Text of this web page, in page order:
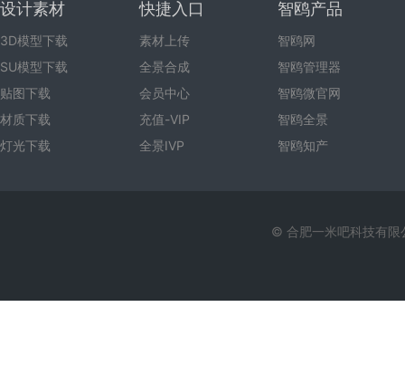
设计素材
3D模型下载
SU模型下载
贴图下载
材质下载
灯光下载
快捷入口
素材上传
全景合成
会员中心
充值-VIP
全景IVP
智鸥产品
智鸥网
智鸥管理器
智鸥微官网
智鸥全景
智鸥知产
© 合肥一米吧科技有